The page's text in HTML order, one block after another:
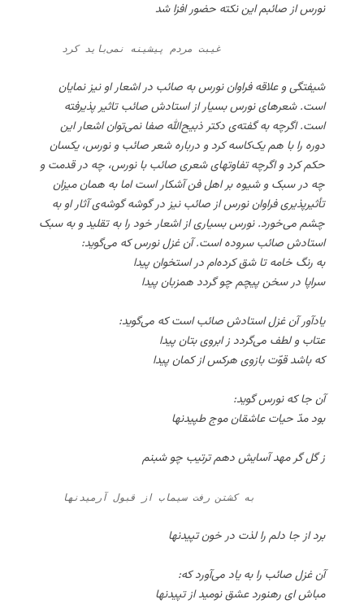
نورس از صائبم این نکته حضور افزا شد
    غیبت مردم پیشینه نمی‌باید کرد
شیفتگی و علاقه فراوان نورس به صائب در اشعار او نیز نمایان
است. شعرهای نورس بسیار از استادش صائب تاثیر پذیرفته
است. اگرچه به گفته‌ی دکتر ذبیح‌الله صفا نمی‌توان اشعار این
دوره را با هم یک‌کاسه کرد و درباره شعر صائب و نورس، یکسان
حکم کرد و اگرچه تفاوتهای شعری صائب با نورس، چه در قدمت و
چه در سبک و شیوه بر اهل فن آشکار است اما به همان میزان
تأثیرپذیری فراوان نورس از صائب نیز در گوشه گوشه‌ی آثار او به
چشم می‌خورد. نورس بسیاری از اشعار خود را به تقلید و به سبک
استادش صائب سروده است. آن غزل نورس که می‌گوید:
به رنگ خامه تا شق کرده‌ام در استخوان پیدا
سراپا در سخن پیچم چو گردد همزبان پیدا
یادآور آن غزل استادش صائب است که می‌گوید:
عتاب و لطف می‌گردد ز ابروی بتان پیدا
که باشد قوّت بازوی هرکس از کمان پیدا
آن جا که نورس گوید:
بود مدّ حیات عاشقان موج طپیدنها
ز گل گر مهد آسایش دهم ترتیب چو شبنم
    به کشتن رفت سیماب از قبول آرمیدنها
برد از جا دلم را لذت در خون تپیدنها
آن غزل صائب را به یاد می‌آورد که:
مباش ای رهنورد عشق نومید از تپیدنها